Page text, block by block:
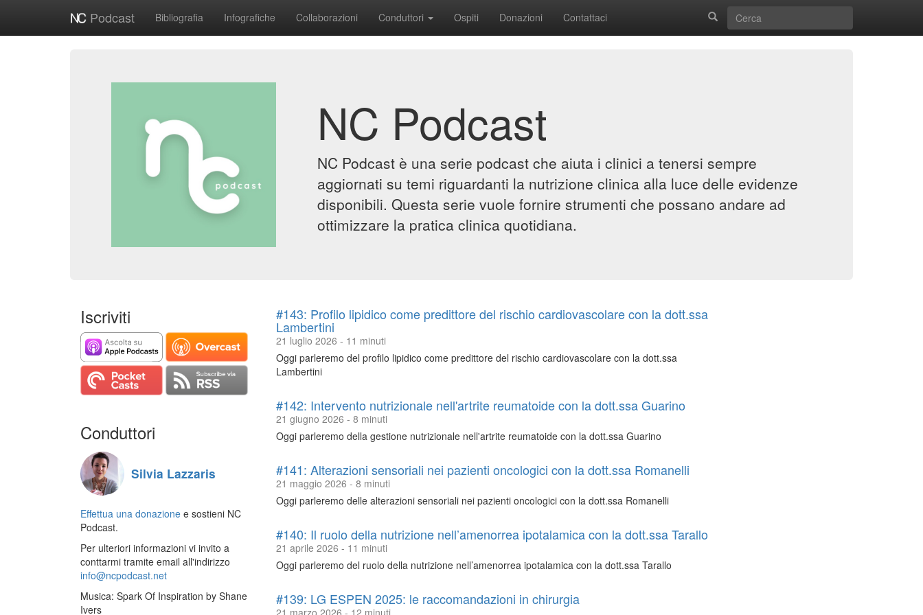
Podcast Bibliografia Infografiche Collaborazioni Conduttori Ospiti Donazioni Contattaci
NC Podcast
NC Podcast è una serie podcast che aiuta i clinici a tenersi sempre
aggiornati su temi riguardanti la nutrizione clinica alla luce delle evidenze
disponibili. Questa serie vuole fornire strumenti che possano andare ad
ottimizzare la pratica clinica quotidiana.
Iscriviti
Conduttori
Silvia Lazzaris
Effettua una donazione e sostieni NC
Podcast.
Per ulteriori informazioni vi invito a
conttarmi tramite email all'indirizzo
info@ncpodcast.net
Musica: Spark Of Inspiration by Shane
Ivers
#143: Profilo lipidico come predittore del rischio cardiovascolare con la dott.ssa
Lambertini
21 luglio 2026 - 11 minuti
Oggi parleremo del profilo lipidico come predittore del rischio cardiovascolare con la dott.ssa
Lambertini
#142: Intervento nutrizionale nell'artrite reumatoide con la dott.ssa Guarino
21 giugno 2026 - 8 minuti
Oggi parleremo della gestione nutrizionale nell'artrite reumatoide con la dott.ssa Guarino
#141: Alterazioni sensoriali nei pazienti oncologici con la dott.ssa Romanelli
21 maggio 2026 - 8 minuti
Oggi parleremo delle alterazioni sensoriali nei pazienti oncologici con la dott.ssa Romanelli
#140: Il ruolo della nutrizione nell’amenorrea ipotalamica con la dott.ssa Tarallo
21 aprile 2026 - 11 minuti
Oggi parleremo del ruolo della nutrizione nell’amenorrea ipotalamica con la dott.ssa Tarallo
#139: LG ESPEN 2025: le raccomandazioni in chirurgia
21 marzo 2026 - 12 minuti